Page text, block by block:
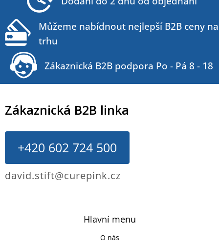
Hlavní menu
O nás
Zákaznická B2B linka
+420 602 724 500
david.stift@curepink.cz
Můžeme nabídnout nejlepší B2B ceny na
trhu
Zákaznická B2B podpora Po - Pá 8 - 18